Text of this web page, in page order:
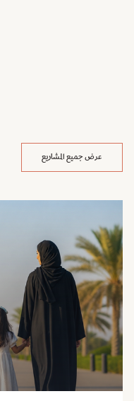
عرض جميع المشاريع